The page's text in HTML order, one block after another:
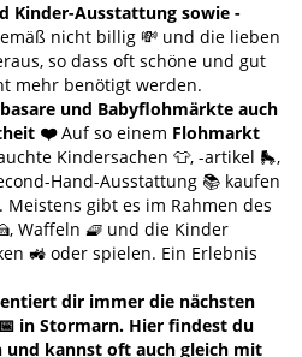
Kinder-Ausstattung sowie -
nicht billig 💸 und die lieben
so dass oft schöne und gut
mehr benötigt werden.
und Babyflohmärkte auch
❤️Auf so einem Flohmarkt
Kindersachen 👕, -artikel 🛼,
Hand-Ausstattung 📚 kaufen
gibt es im Rahmen des
Waffeln 🧇 und die Kinder
🚜 oder spielen. Ein Erlebnis
dir immer die nächsten
in Stormarn. Hier findest du
kannst oft auch gleich mit